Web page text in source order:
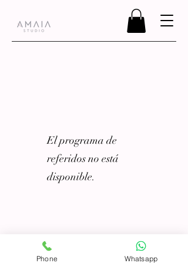
El programa de
referidos no está
disponible.
Phone Whatsapp